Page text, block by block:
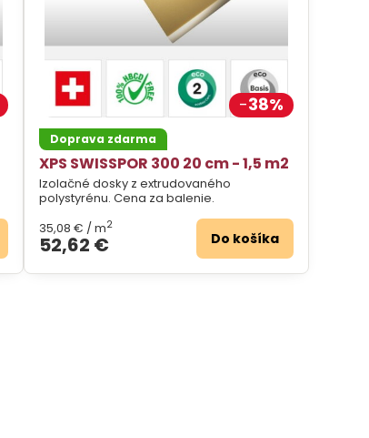
38%
Doprava zdarma
XPS SWISSPOR 300 20 cm - 1,5 m2
Izolačné dosky z extrudovaného
polystyrénu. Cena za balenie.
52,62 €
35,08 € / m2
Do košíka